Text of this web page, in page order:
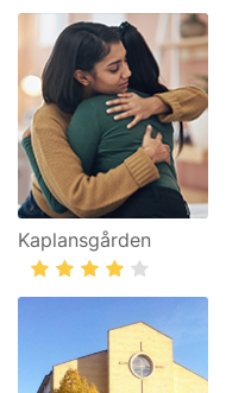
Kaplansgården